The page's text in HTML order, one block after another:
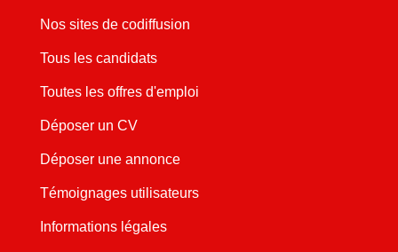
Nos sites de codiffusion
Tous les candidats
Toutes les offres d'emploi
Déposer un CV
Déposer une annonce
Témoignages utilisateurs
Informations légales